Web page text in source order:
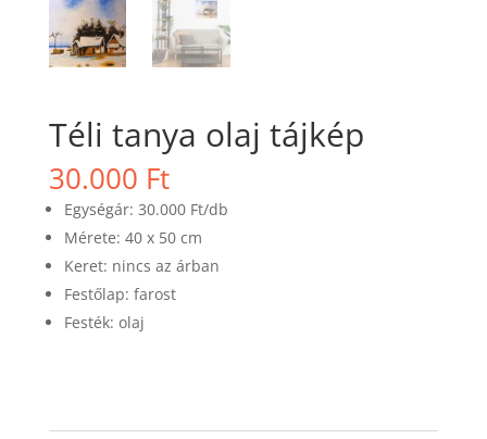
Téli tanya olaj tájkép
30.000 Ft
Egységár: 30.000 Ft/db
Mérete: 40 x 50 cm
Keret: nincs az árban
Festőlap: farost
Festék: olaj